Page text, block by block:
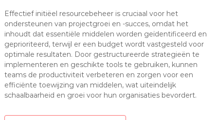
Effectief initiëel resourcebeheer is cruciaal voor het
ondersteunen van projectgroei en -succes, omdat het
inhoudt dat essentiële middelen worden geïdentificeerd en
geprioriteerd, terwijl er een budget wordt vastgesteld voor
optimale resultaten. Door gestructureerde strategieën te
implementeren en geschikte tools te gebruiken, kunnen
teams de productiviteit verbeteren en zorgen voor een
efficiënte toewijzing van middelen, wat uiteindelijk
schaalbaarheid en groei voor hun organisaties bevordert.